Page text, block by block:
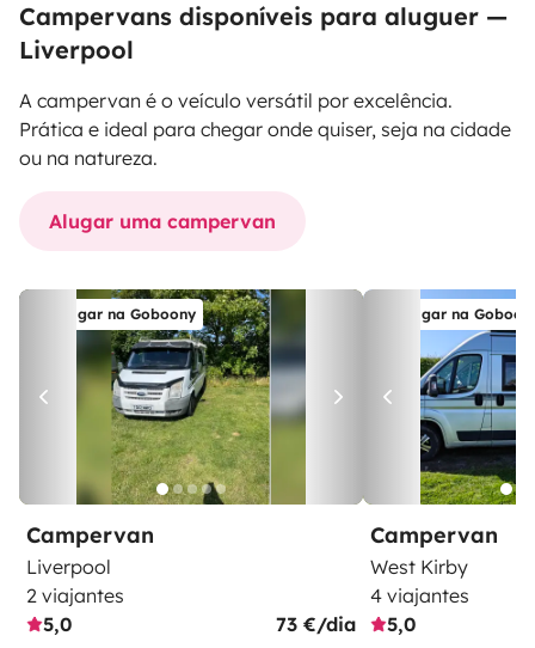
Campervans disponíveis para aluguer —
Liverpool
A campervan é o veículo versátil por excelência.
Prática e ideal para chegar onde quiser, seja na cidade
ou na natureza.
Alugar uma campervan
Alugar na Goboony
Campervan
Liverpool
2 viajantes
5,0
73 €/dia
Alugar na
Campervan
West Kirby
4 viajantes
5,0